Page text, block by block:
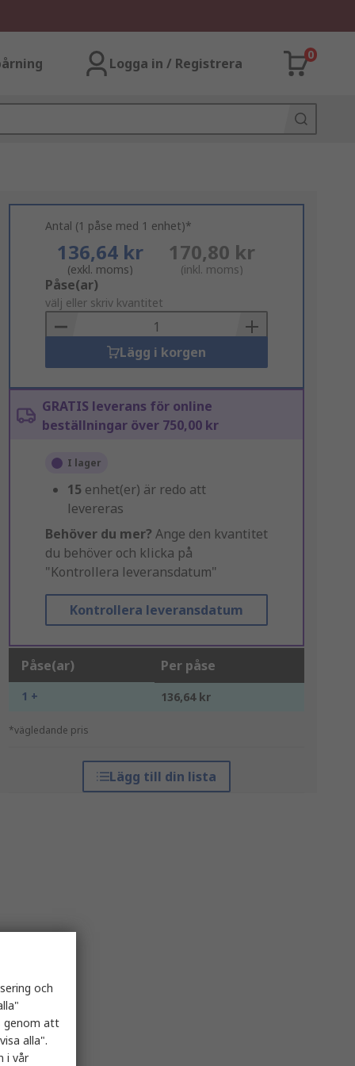
Logga in / Registrera
0
Antal (1 påse med 1 enhet)*
136,64 kr
(exkl. moms)
170,80 kr
(inkl. moms)
Add
to
Basket
Påse(ar)
välj eller skriv kvantitet
Lägg i korgen
GRATIS leverans för online
beställningar över 750,00 kr
I lager
15 enhet(er) är redo att
levereras
Behöver du mer? Ange den kvantitet
du behöver och klicka på
"Kontrollera leveransdatum"
Kontrollera leveransdatum
Påse(ar) Per påse
1 + 136,64 kr
*vägledande pris
Lägg till din lista
och
genom att
alla".
i vår